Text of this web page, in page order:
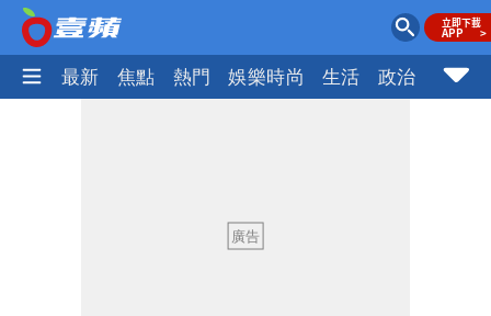
最新 焦點 熱門 娛樂時尚 生活 政治 社會